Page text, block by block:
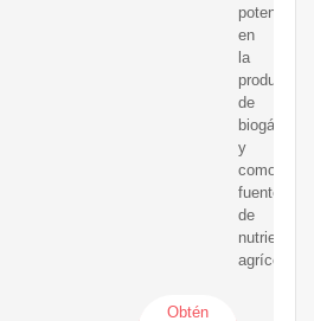
potencial
en
la
producción
de
biogás
y
como
fuente
de
nutrientes
agrícolas
Obtén